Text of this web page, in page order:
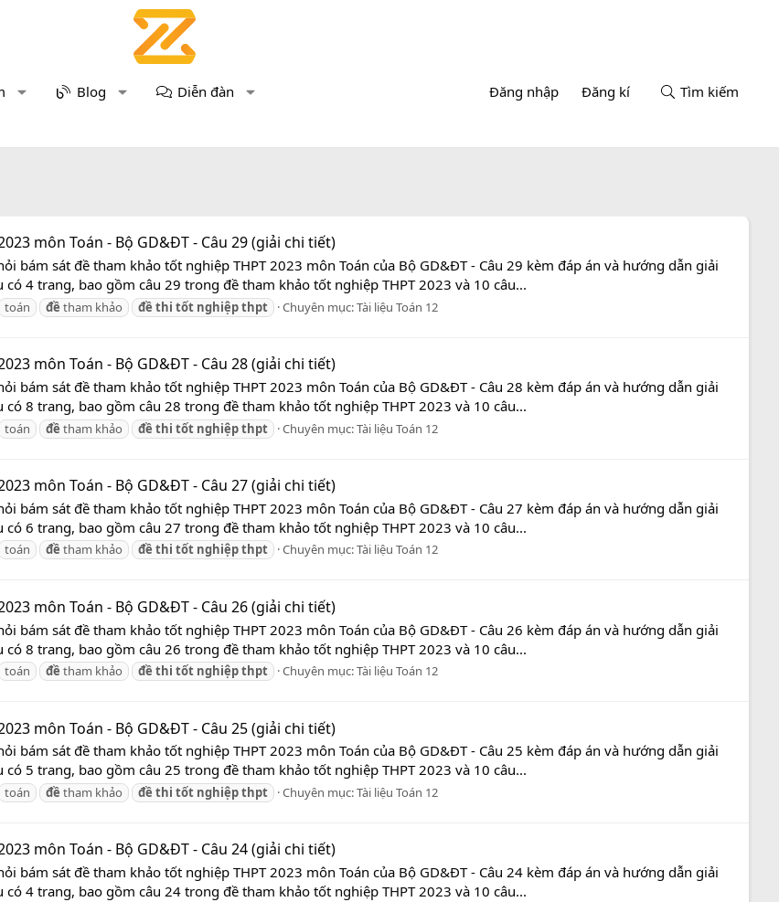
Blog Diễn đàn Đăng nhập Đăng kí Tìm kiếm
môn Toán - Bộ GD&ĐT - Câu 29 (giải chi tiết)
bám sát đề tham khảo tốt nghiệp THPT 2023 môn Toán của Bộ GD&ĐT - Câu 29 kèm đáp án và hướng dẫn giải
4 trang, bao gồm câu 29 trong đề tham khảo tốt nghiệp THPT 2023 và 10 câu...
toán đề tham khảo đề thi tốt nghiệpthpt Chuyên mục:Tài liệu Toán 12
môn Toán - Bộ GD&ĐT - Câu 28 (giải chi tiết)
bám sát đề tham khảo tốt nghiệp THPT 2023 môn Toán của Bộ GD&ĐT - Câu 28 kèm đáp án và hướng dẫn giải
8 trang, bao gồm câu 28 trong đề tham khảo tốt nghiệp THPT 2023 và 10 câu...
toán đề tham khảo đề thi tốt nghiệpthpt Chuyên mục:Tài liệu Toán 12
môn Toán - Bộ GD&ĐT - Câu 27 (giải chi tiết)
bám sát đề tham khảo tốt nghiệp THPT 2023 môn Toán của Bộ GD&ĐT - Câu 27 kèm đáp án và hướng dẫn giải
6 trang, bao gồm câu 27 trong đề tham khảo tốt nghiệp THPT 2023 và 10 câu...
toán đề tham khảo đề thi tốt nghiệpthpt Chuyên mục:Tài liệu Toán 12
môn Toán - Bộ GD&ĐT - Câu 26 (giải chi tiết)
bám sát đề tham khảo tốt nghiệp THPT 2023 môn Toán của Bộ GD&ĐT - Câu 26 kèm đáp án và hướng dẫn giải
8 trang, bao gồm câu 26 trong đề tham khảo tốt nghiệp THPT 2023 và 10 câu...
toán đề tham khảo đề thi tốt nghiệpthpt Chuyên mục:Tài liệu Toán 12
môn Toán - Bộ GD&ĐT - Câu 25 (giải chi tiết)
bám sát đề tham khảo tốt nghiệp THPT 2023 môn Toán của Bộ GD&ĐT - Câu 25 kèm đáp án và hướng dẫn giải
5 trang, bao gồm câu 25 trong đề tham khảo tốt nghiệp THPT 2023 và 10 câu...
toán đề tham khảo đề thi tốt nghiệpthpt Chuyên mục:Tài liệu Toán 12
môn Toán - Bộ GD&ĐT - Câu 24 (giải chi tiết)
bám sát đề tham khảo tốt nghiệp THPT 2023 môn Toán của Bộ GD&ĐT - Câu 24 kèm đáp án và hướng dẫn giải
4 trang, bao gồm câu 24 trong đề tham khảo tốt nghiệp THPT 2023 và 10 câu...